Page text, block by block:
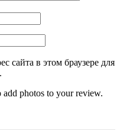
сайта в этом браузере для
photos to your review.